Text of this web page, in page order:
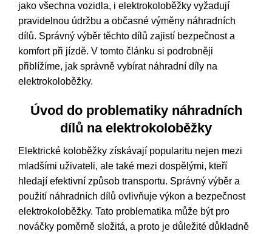
jako všechna vozidla, i elektrokoloběžky vyžadují
pravidelnou údržbu a občasné výměny náhradních
dílů. Správný výběr těchto dílů zajistí bezpečnost a
komfort při jízdě. V tomto článku si podrobněji
přiblížíme, jak správně vybírat náhradní díly na
elektrokoloběžky.
Úvod do problematiky náhradních
dílů na elektrokoloběžky
Elektrické koloběžky získávají popularitu nejen mezi
mladšími uživateli, ale také mezi dospělými, kteří
hledají efektivní způsob transportu. Správný výběr a
použití náhradních dílů ovlivňuje výkon a bezpečnost
elektrokoloběžky. Tato problematika může být pro
nováčky poměrně složitá, a proto je důležité důkladně